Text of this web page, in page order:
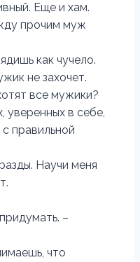
Еще и хам.
прочим муж
как чучело.
не захочет.
все мужики?
в себе,
правильной
Научи меня
–
что